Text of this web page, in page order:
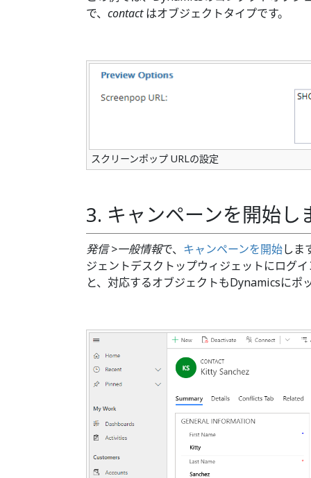
で、 contactはオブジェクトタイプです。
スクリーンポップ URLの設定
3. キャンペーンを開始し
発信 >一般情報で、 キャンペーンを開始しま
ジェントデスクトップウィジェットにログ
と、対応するオブジェクトもDynamicsにポ